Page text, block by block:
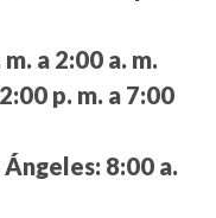
a 2:00 a. m.
2:00 p. m. a 7:00
8:00 a.